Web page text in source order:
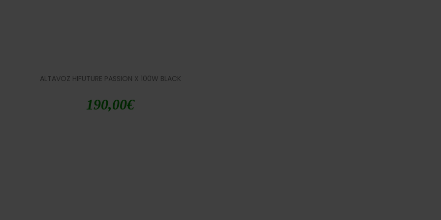
ALTAVOZ HIFUTURE PASSION X 100W BLACK
190,00€